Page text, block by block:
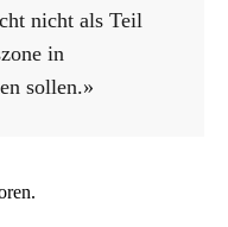
nicht als Teil
in
sollen.»